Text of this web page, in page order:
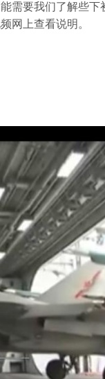
需要我们了解些
网上查看说明。